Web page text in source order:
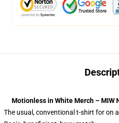
Motionless in White Merch – MIW
The usual, conventional t-shirt for on